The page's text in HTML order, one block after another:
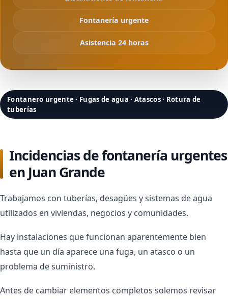
Fontanería urgente
Asistencia 24 horas
Fontanero urgente · Fugas de agua · Atascos · Rotura de
tuberías
Incidencias de fontanería urgentes
en Juan Grande
Trabajamos con tuberías, desagües y sistemas de agua
utilizados en viviendas, negocios y comunidades.
Hay instalaciones que funcionan aparentemente bien
hasta que un día aparece una fuga, un atasco o un
problema de suministro.
Antes de cambiar elementos completos solemos revisar